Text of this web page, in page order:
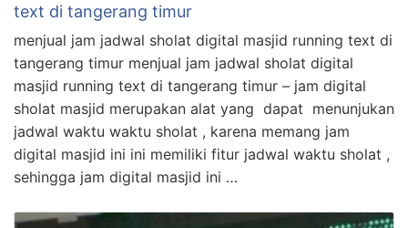
text di tangerang timur
menjual jam jadwal sholat digital masjid running text di
tangerang timur menjual jam jadwal sholat digital
masjid running text di tangerang timur – jam digital
sholat masjid merupakan alat yang dapat menunjukan
jadwal waktu waktu sholat , karena memang jam
digital masjid ini ini memiliki fitur jadwal waktu sholat ,
sehingga jam digital masjid ini …